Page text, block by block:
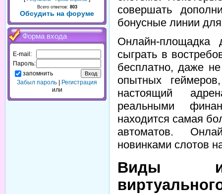
Всего ответов: 803
Обсудить на форуме
Форма входа
E-mail:
Пароль:
запомнить
Забыл пароль
Регистрация
или
совершать
бонусные линии
Онлайн-площадка
сыграть в
бесплатно, даже
опытных
настоящий
реальными
находится самая
автоматов.
новинками слотов
Виды